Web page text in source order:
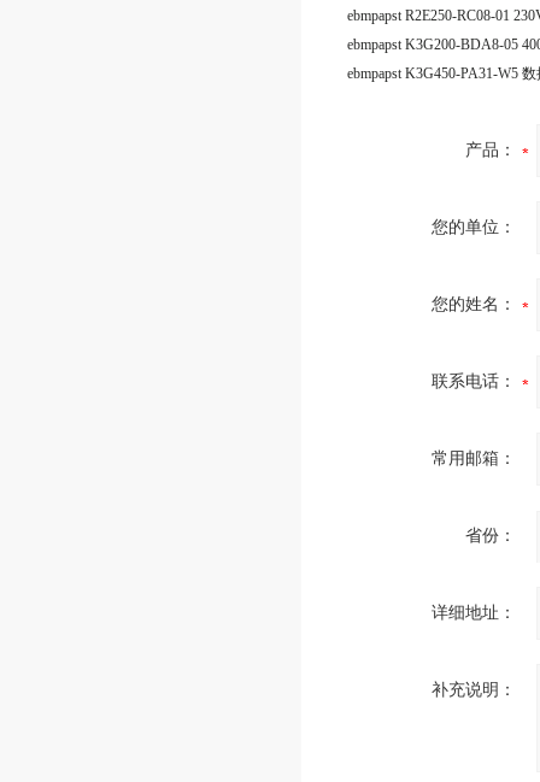
产品：
您的单位：
您的姓名：
联系电话：
常用邮箱：
省份：
详细地址：
补充说明：